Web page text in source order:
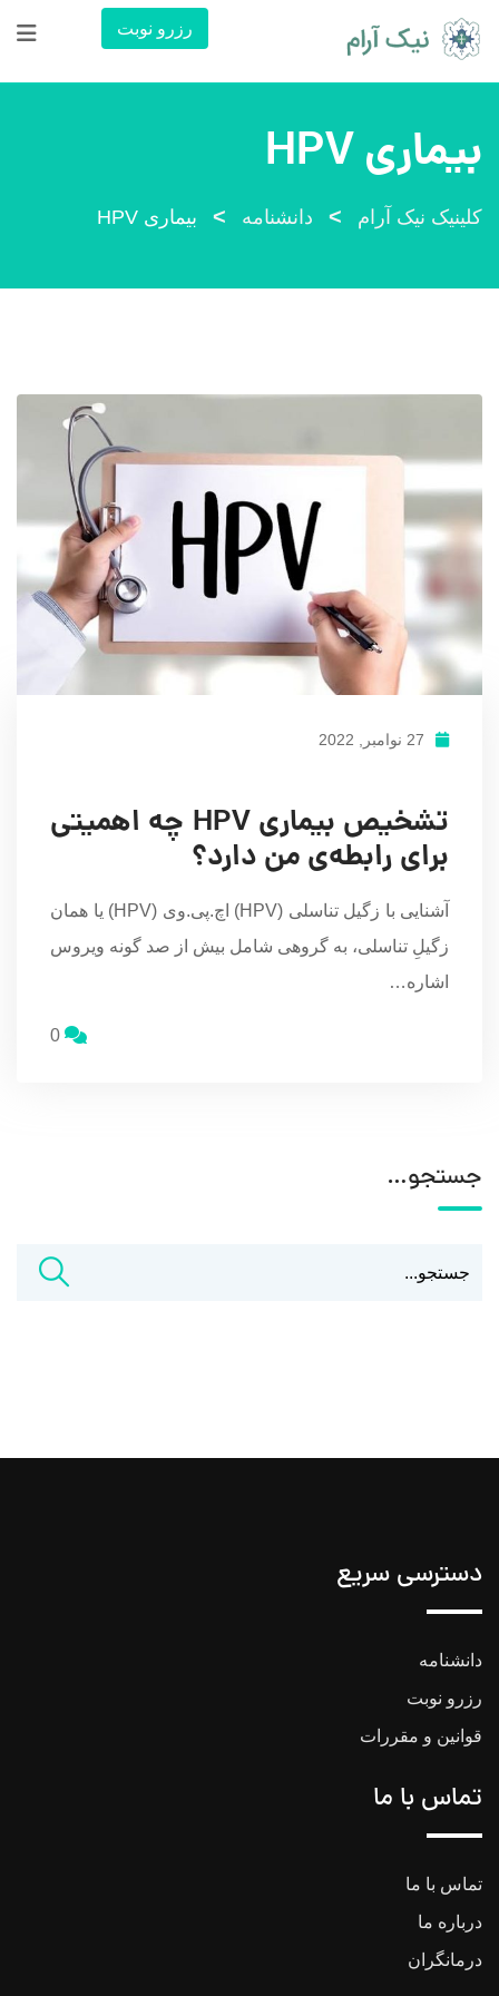
محتوا
رزرو نوبت
بیماری HPV
کلینیک نیک آرام > دانشنامه > بیماری HPV
تشخیص بیماری HPV چه اهمیتی
برای رابطه‌ی من دارد؟
آشنایی با زگیل تناسلی (HPV) اچ.پی.وی (HPV) یا همان
زگیلِ تناسلی، به گروهی شامل بیش از صد گونه ویروس
اشاره…
جستجو…
دسترسی سریع
دانشنامه
رزرو نوبت
قوانین و مقررات
تماس با ما
تماس با ما
درباره ما
درمانگران